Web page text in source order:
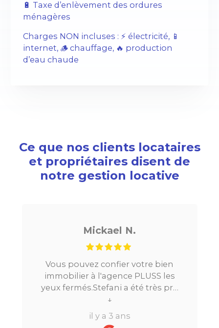
🔋 Taxe d’enlèvement des ordures
ménagères
Charges NON incluses : ⚡️ électricité, 📱
internet, 🪵 chauffage, 🔥 production
d’eau chaude
Ce que nos clients locataires
et propriétaires disent de
notre gestion locative
pouvez confier votre bien
à l'agence PLUSS les
fermés.Stefani a été très pro
au long du processus.Très
elle a su répondre à
mes questions en moins de
Je
Paris, tout